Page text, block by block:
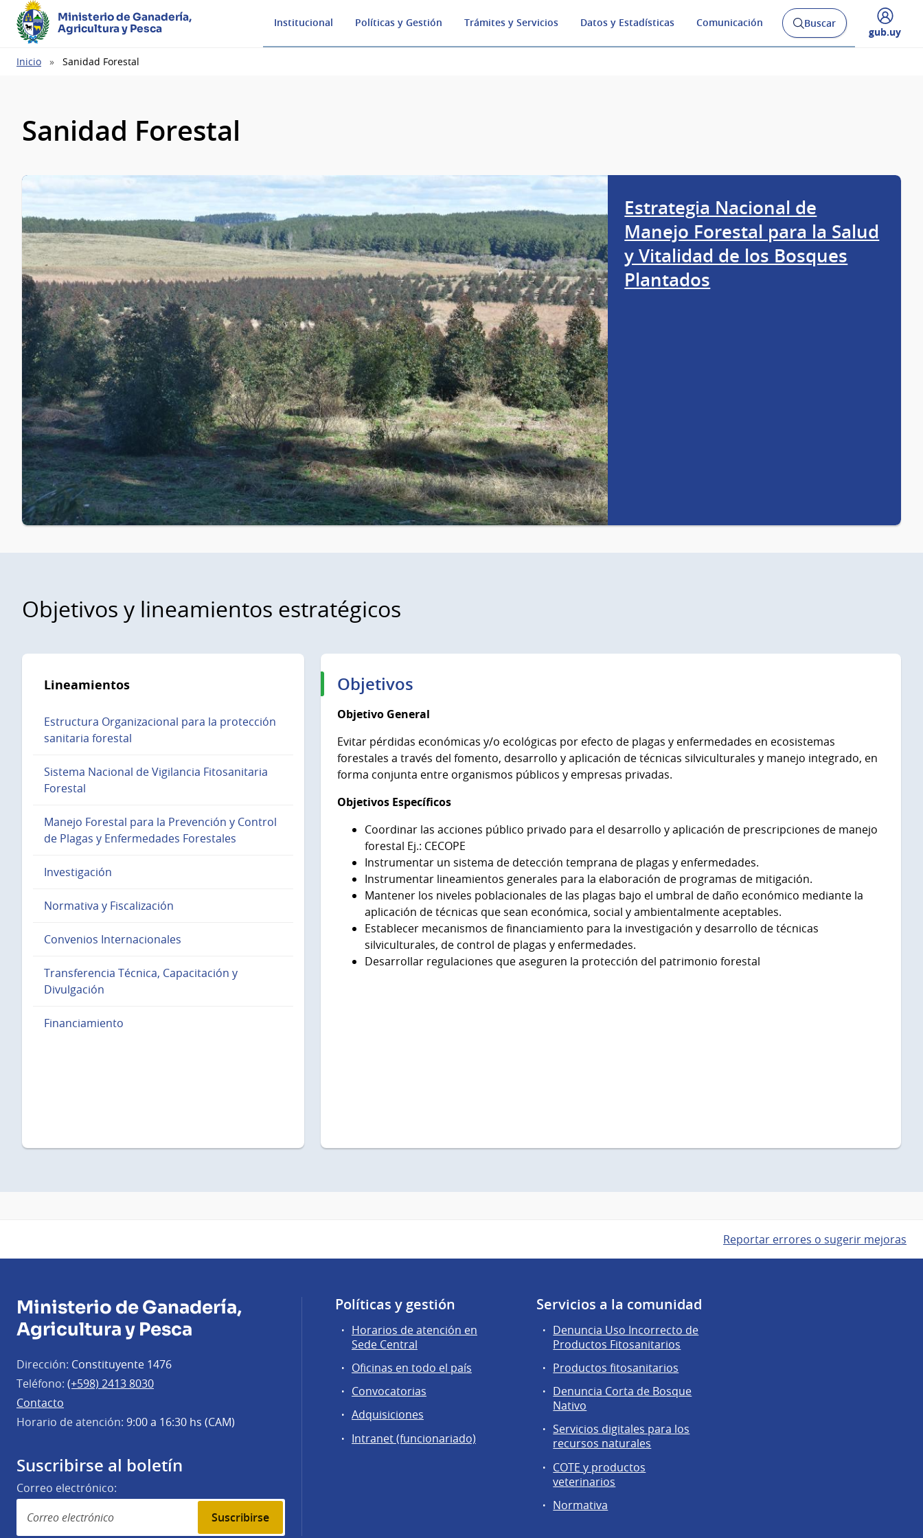
Ministerio de Ganadería,
Agricultura y Pesca
Institucional Políticas y Gestión Trámites y Servicios Datos y Estadísticas Comunicación
Abrir
buscador
Buscar
Desplegar
gub.uy
Ruta
Inicio Sanidad Forestal
Sanidad Forestal
Estrategia Nacional de
Manejo Forestal para la Salud
y Vitalidad de los Bosques
Plantados
Objetivos y lineamientos estratégicos
Lineamientos
Estructura Organizacional para la protección
sanitaria forestal
Sistema Nacional de Vigilancia Fitosanitaria
Forestal
Manejo Forestal para la Prevención y Control
de Plagas y Enfermedades Forestales
Investigación
Normativa y Fiscalización
Convenios Internacionales
Transferencia Técnica, Capacitación y
Divulgación
Financiamiento
Objetivos
Objetivo General
Evitar pérdidas económicas y/o ecológicas por efecto de plagas y enfermedades en ecosistemas
forestales a través del fomento, desarrollo y aplicación de técnicas silviculturales y manejo integrado, en
forma conjunta entre organismos públicos y empresas privadas.
Objetivos Específicos
Coordinar las acciones público privado para el desarrollo y aplicación de prescripciones de manejo
forestal Ej.: CECOPE
Instrumentar un sistema de detección temprana de plagas y enfermedades.
Instrumentar lineamientos generales para la elaboración de programas de mitigación.
Mantener los niveles poblacionales de las plagas bajo el umbral de daño económico mediante la
aplicación de técnicas que sean económica, social y ambientalmente aceptables.
Establecer mecanismos de financiamiento para la investigación y desarrollo de técnicas
silviculturales, de control de plagas y enfermedades.
Desarrollar regulaciones que aseguren la protección del patrimonio forestal
Reportar errores o sugerir mejoras
Ministerio de Ganadería,
Agricultura y Pesca
Dirección: Constituyente 1476
Teléfono: (+598) 2413 8030
Contacto
Horario de atención: 9:00 a 16:30 hs (CAM)
Suscribirse al boletín
Correo electrónico:
Suscribirse
Políticas y gestión
Horarios de atención en
Sede Central
Oficinas en todo el país
Convocatorias
Adquisiciones
Intranet (funcionariado)
Servicios a la comunidad
Denuncia Uso Incorrecto de
Productos Fitosanitarios
Productos fitosanitarios
Denuncia Corta de Bosque
Nativo
Servicios digitales para los
recursos naturales
COTE y productos
veterinarios
Normativa